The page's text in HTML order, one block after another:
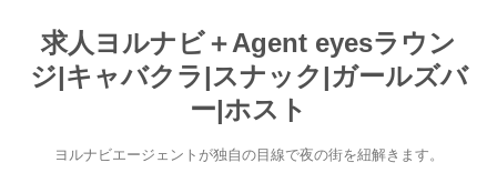
求人ヨルナビ＋Agent eyesラウン
ジ|キャバクラ|スナック|ガールズバ
ー|ホスト
ヨルナビエージェントが独自の目線で夜の街を紐解きます。